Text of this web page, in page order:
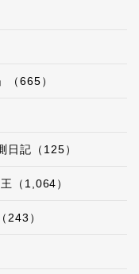
（665）
日記（125）
（1,064）
243）